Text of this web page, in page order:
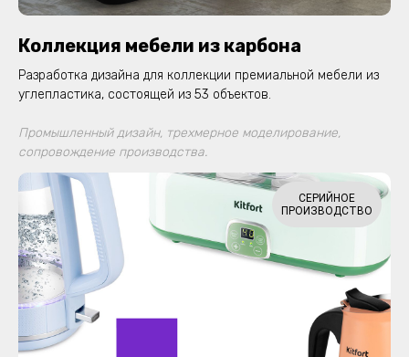
Коллекция мебели из карбона
Разработка дизайна для коллекции премиальной мебели из
углепластика, состоящей из 53 объектов.
Промышленный дизайн, трехмерное моделирование,
сопровождение производства.
СЕРИЙНОЕ
ПРОИЗВОДСТВО